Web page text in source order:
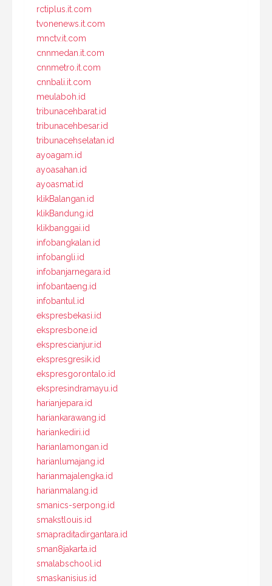
rctiplus.it.com
tvonenews.it.com
mnctv.it.com
cnnmedan.it.com
cnnmetro.it.com
cnnbali.it.com
meulaboh.id
tribunacehbarat.id
tribunacehbesar.id
tribunacehselatan.id
ayoagam.id
ayoasahan.id
ayoasmat.id
klikBalangan.id
klikBandung.id
klikbanggai.id
infobangkalan.id
infobangli.id
infobanjarnegara.id
infobantaeng.id
infobantul.id
ekspresbekasi.id
ekspresbone.id
eksprescianjur.id
ekspresgresik.id
ekspresgorontalo.id
ekspresindramayu.id
harianjepara.id
hariankarawang.id
hariankediri.id
harianlamongan.id
harianlumajang.id
harianmajalengka.id
harianmalang.id
smanics-serpong.id
smakstlouis.id
smapraditadirgantara.id
sman8jakarta.id
smalabschool.id
smaskanisius.id